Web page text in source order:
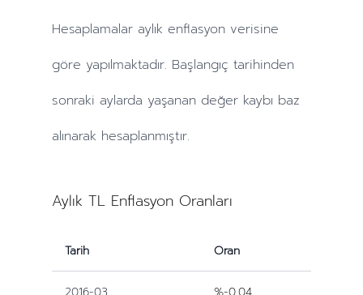
Hesaplamalar aylık enflasyon verisine
göre yapılmaktadır. Başlangıç tarihinden
sonraki aylarda yaşanan değer kaybı baz
alınarak hesaplanmıştır.
Aylık TL Enflasyon Oranları
Tarih Oran